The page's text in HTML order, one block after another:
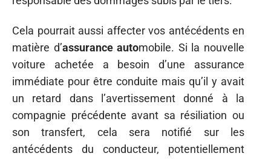
Cela pourrait aussi affecter vos antécédents en
matière d’assurance automobile. Si la nouvelle
voiture achetée a besoin d’une assurance
immédiate pour être conduite mais qu’il y avait
un retard dans l’avertissement donné à la
compagnie précédente avant sa résiliation ou
son transfert, cela sera notifié sur les
antécédents du conducteur, potentiellement